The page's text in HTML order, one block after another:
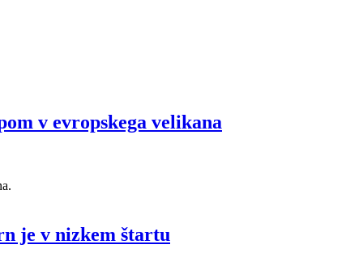
v evropskega velikana
je v nizkem štartu